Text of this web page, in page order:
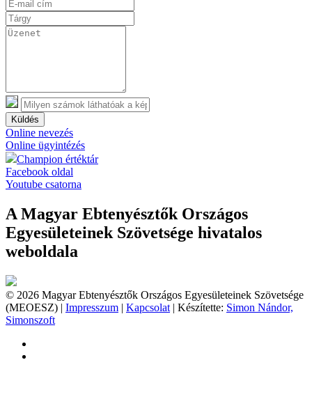
Küldés
Online nevezés
Online ügyintézés
Champion értéktár
Facebook oldal
Youtube csatorna
A Magyar Ebtenyésztők Országos
Egyesületeinek Szövetsége hivatalos
weboldala
© 2026 Magyar Ebtenyésztők Országos Egyesületeinek Szövetsége
(MEOESZ) | Impresszum | Kapcsolat | Készítette: Simon Nándor,
Simonszoft